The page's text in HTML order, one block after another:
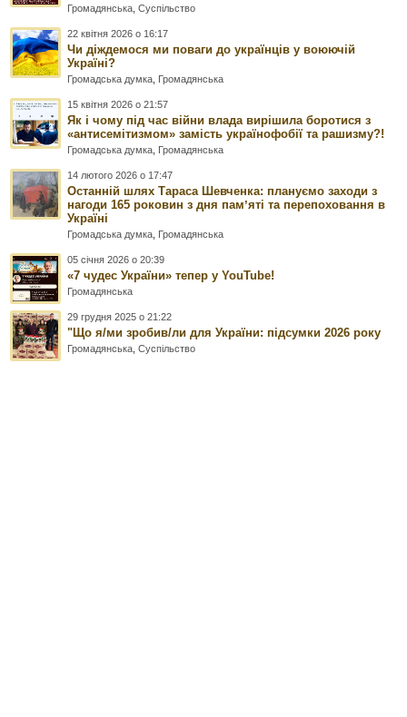
Громадянська ,Суспільство
22 квітня 2026 о 16:17
Чи діждемося ми поваги до українців у воюючій
Україні?
Громадська думка Громадянська
15 квітня 2026 о 21:57
Як і чому під час війни влада вирішила боротися з
«антисемітизмом» замість українофобії та рашизму?!
Громадська думка Громадянська
14 лютого 2026 о 17:47
Останній шлях Тараса Шевченка: плануємо заходи з
нагоди 165 роковин з дня памʼяті та перепоховання в
Україні
Громадська думка Громадянська
05 січня 2026 о 20:39
«7 чудес України» тепер у YouTube!
Громадянська
29 грудня 2025 о 21:22
"Що я/ми зробив/ли для України: підсумки 2026 року
Громадянська ,Суспільство